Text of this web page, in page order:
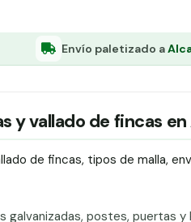
Envío paletizado a
y vallado de fincas
de fincas, tipos de malla,
galvanizadas, postes, puertas